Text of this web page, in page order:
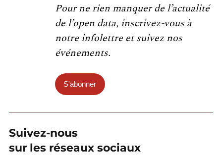
Pour ne rien manquer de l’actualité
de l’open data, inscrivez-vous à
notre infolettre et suivez nos
événements.
S'abonner
Suivez-nous
sur les réseaux sociaux